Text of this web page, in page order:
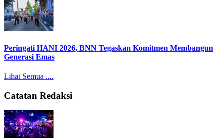
Peringati HANI 2026, BNN Tegaskan Komitmen Membangun
Generasi Emas
Lihat Semua ....
Catatan Redaksi